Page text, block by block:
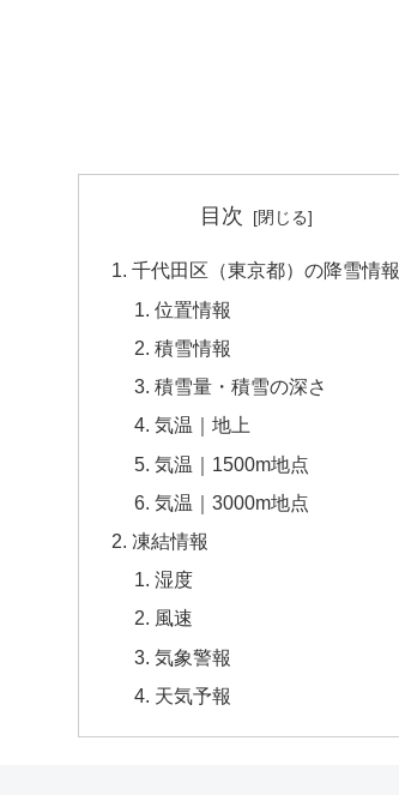
目次
千代田区（東京都）の降雪情報
位置情報
積雪情報
積雪量・積雪の深さ
気温｜地上
気温｜1500m地点
気温｜3000m地点
凍結情報
湿度
風速
気象警報
天気予報